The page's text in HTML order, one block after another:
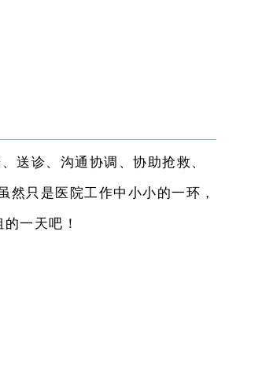
诊、沟通协调、协助抢救、
然只是医院工作中 小小的一环，
一天吧！